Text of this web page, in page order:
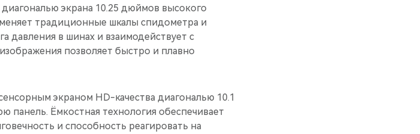
экрана 10.25 дюймов высокого
традиционные шкалы спидометра и
давления в шинах и взаимодействует с
позволяет быстро и плавно
экраном HD-качества диагональю 10.1
Ёмкостная технология обеспечивает
и способность реагировать на